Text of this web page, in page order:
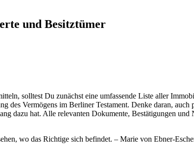
und Besitztümer
solltest Du zunächst eine umfassende Liste aller
des Vermögens im Berliner Testament. Denke daran,
dazu hat. Alle relevanten Dokumente, Bestätigungen
wo das Richtige sich befindet. – Marie von Ebner-